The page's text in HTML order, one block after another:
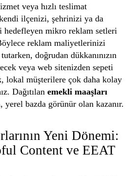
veya hızlı teslimat
ilçenizi, şehrinizi ya da
hedefleyen mikro reklam setleri
reklam maliyetlerinizi
doğrudan dükkanınızın
veya web sitenizden sepeti
lokal müşterilere çok daha kolay
Dağıtılan emekli maaşları
yerel bazda görünür olan kazanır.
Yeni Dönemi:
Content ve EEAT